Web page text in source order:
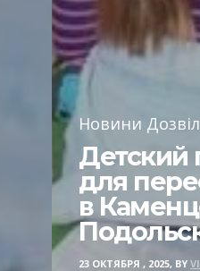
Новини
Детский
для
в
23 ОКТЯБРЯ , 2025, BY